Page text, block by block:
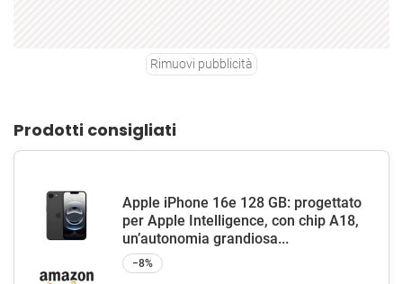
Rimuovi pubblicità
Prodotti consigliati
Apple iPhone 16e 128 GB: progettato
per Apple Intelligence, con chip A18,
un’autonomia grandiosa...
−8%